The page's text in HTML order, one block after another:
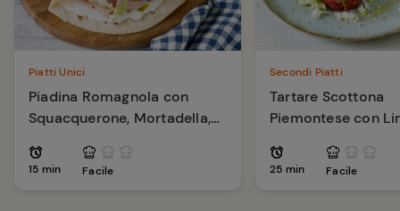
Piatti Unici
Piadina Romagnola con
Squacquerone, Mortadella,
15 min Facile
Secondi Piatti
Tartare Scottona
Piemontese con
25 min Facile